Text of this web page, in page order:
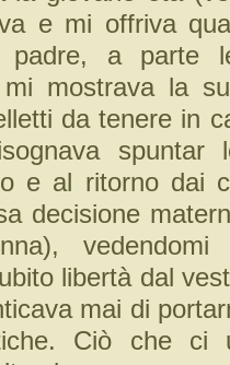
e mi offriva
padre, a parte
mostrava la
da tenere in
e al ritorno dai
decisione
libertà dal
mai di
Ciò che